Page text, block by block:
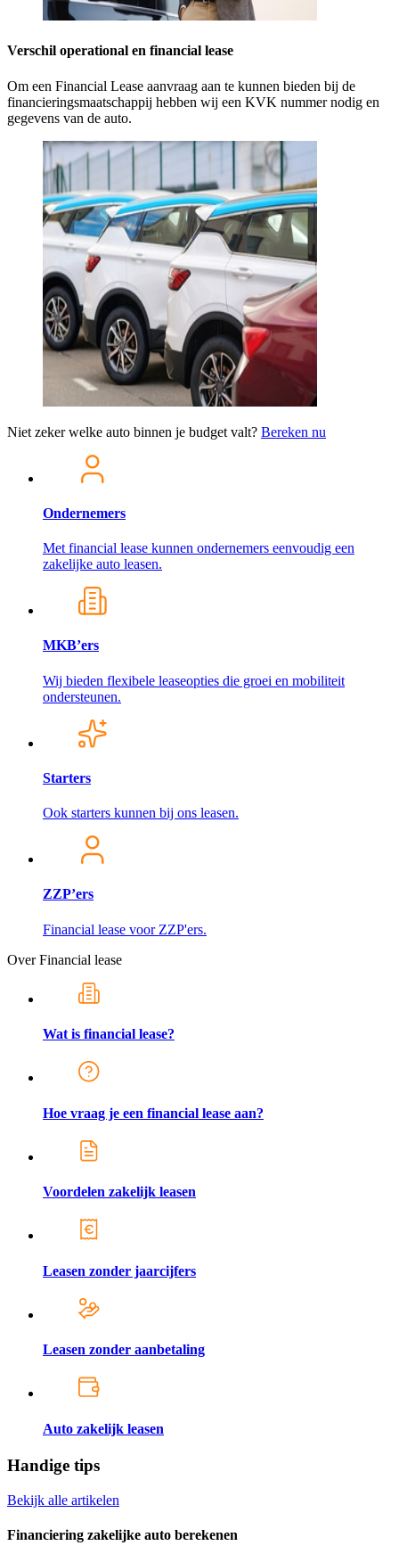
Verschil operational en financial lease
Om een Financial Lease aanvraag aan te kunnen bieden bij de
financieringsmaatschappij hebben wij een KVK nummer nodig en
gegevens van de auto.
Niet zeker welke auto binnen je budget valt? Bereken nu
Ondernemers
Met financial lease kunnen ondernemers eenvoudig een
zakelijke auto leasen.
MKB’ers
Wij bieden flexibele leaseopties die groei en mobiliteit
ondersteunen.
Starters
Ook starters kunnen bij ons leasen.
ZZP’ers
Financial lease voor ZZP'ers.
Over Financial lease
Wat is financial lease?
Hoe vraag je een financial lease aan?
Voordelen zakelijk leasen
Leasen zonder jaarcijfers
Leasen zonder aanbetaling
Auto zakelijk leasen
Handige tips
Bekijk alle artikelen
Financiering zakelijke auto berekenen